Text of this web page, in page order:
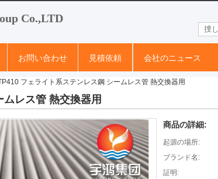
Co.,LTD
お問い合わせ 見積依頼 会社のニュース
フェライト系ステンレス鋼 シームレス管 熱交換器用
レス管 熱交換器用
商品の詳細:
起源の場所:
ブランド名:
証明: